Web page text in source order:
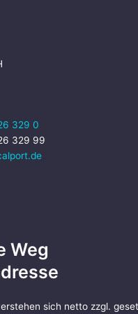
329 0
329 99
Weg
sich netto zzgl.